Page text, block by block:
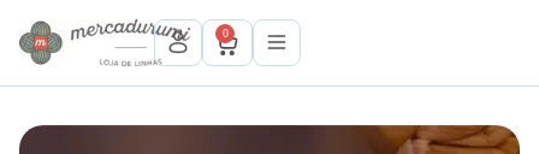
P
u
a
p
0